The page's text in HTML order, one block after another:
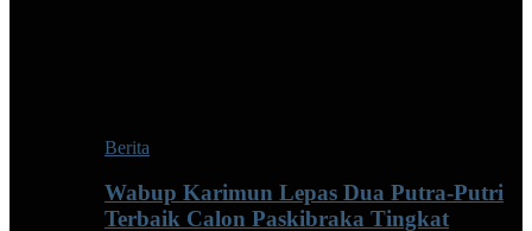
Berita
Wabup Karimun Lepas Dua Putra-Putri
Terbaik Calon Paskibraka Tingkat